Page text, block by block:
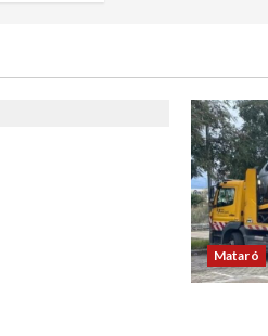
Mataró